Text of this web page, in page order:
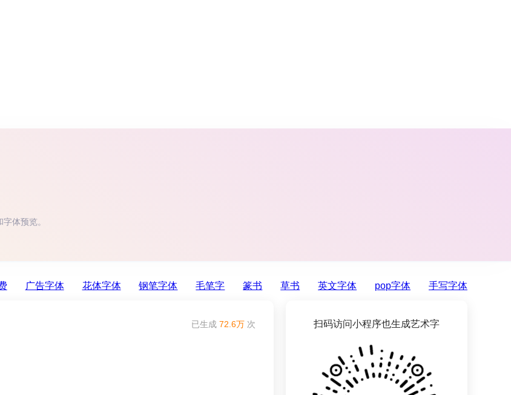
体预览。
广告字体 花体字体 钢笔字体 毛笔字 篆书 草书 英文字体 pop字体 手写字体
已生成 72.6万 次 扫码访问小程序也生成艺术字